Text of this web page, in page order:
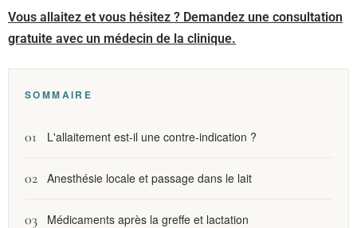
Vous allaitez et vous hésitez ? Demandez une consultation
gratuite avec un médecin de la clinique.
SOMMAIRE
L'allaitement est-il une contre-indication ?
Anesthésie locale et passage dans le lait
Médicaments après la greffe et lactation